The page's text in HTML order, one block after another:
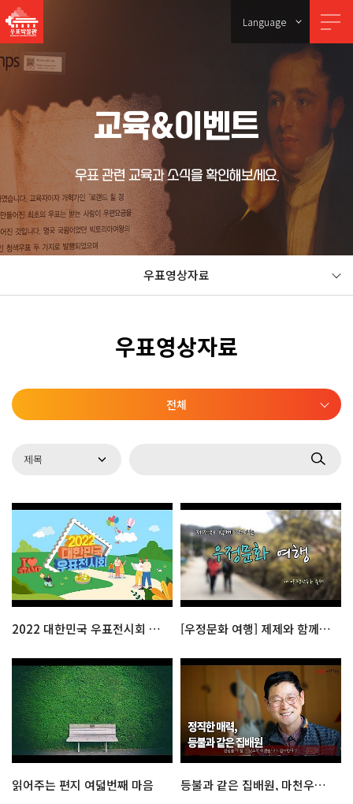
Language
교육&이벤트
우표 관련 교육과 소식을 확인해보세요.
우표영상자료
우표영상자료
전체
2022 대한민국 우표전시회 공식홍보영상 : 체험관(우표박물관) [우정문화 여행] 제제와 함께 떠나는 양평 산수유축제
읽어주는 편지 여덟번째 마음 등불과 같은 집배원, 마천우체국 정영수 주무관